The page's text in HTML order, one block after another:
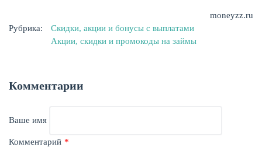
moneyzz.ru
Рубрика:
Скидки, акции и бонусы с выплатами
Акции, скидки и промокоды на займы
Комментарии
Ваше имя
Комментарий